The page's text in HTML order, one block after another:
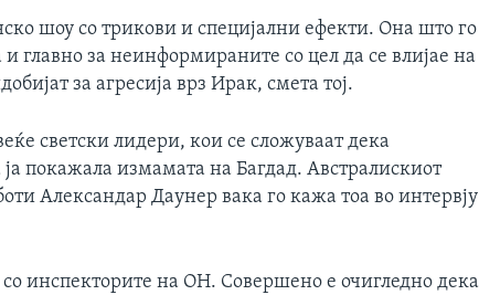
шоу со трикови и специјални ефекти. Она што го
главно за неинформираните со цел да се влијае на
за агресија врз Ирак, смета тој.
светски лидери, кои се сложуваат дека
покажала измамата на Багдад. Австралискиот
Александар Даунер вака го кажа тоа во интервју
инспекторите на ОН. Совершено е очигледно дека